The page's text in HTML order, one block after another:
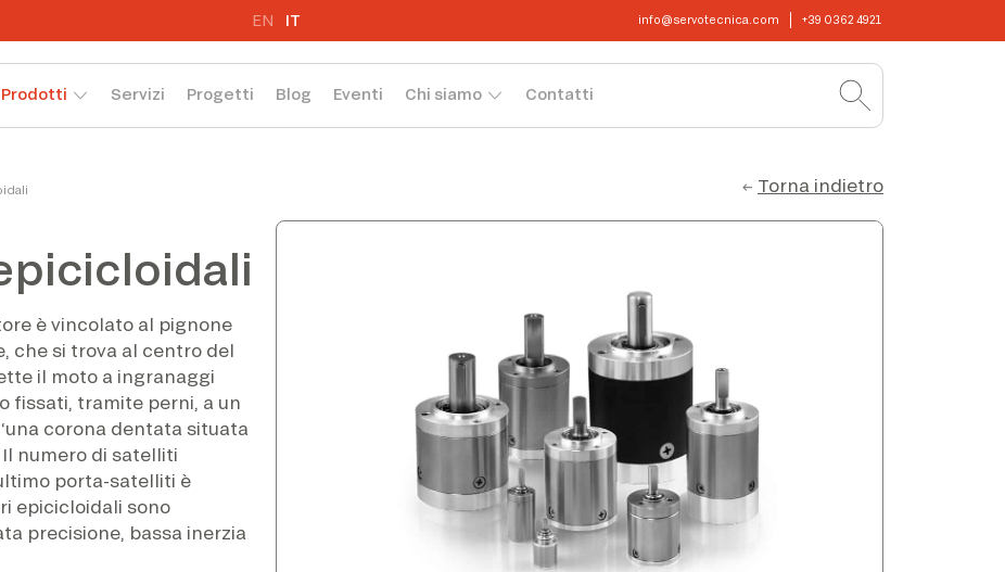
EN IT info@servotecnica.com +39 0362 4921
Prodotti Servizi Progetti Blog Eventi Chi siamo Contatti
← Torna indietro
è vincolato al pignone
che si trova al centro del
il moto a ingranaggi
fissati, tramite perni, a un
corona dentata situata
numero di satelliti
porta-satelliti è
epicicloidali sono
precisione, bassa inerzia